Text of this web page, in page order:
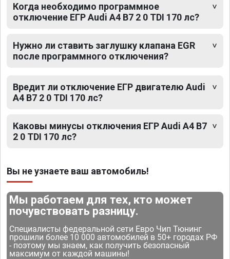
Когда необходимо программное
отключение ЕГР Audi A4 B7 2 0 TDI 170 лс?
Нужно ли ставить заглушку клапана EGR
после программного отключения?
Вредит ли отключение ЕГР двигателю Audi
A4 B7 2 0 TDI 170 лс?
Каковы минусы отключения ЕГР Audi A4 B7
2 0 TDI 170 лс?
Вы не узнаете ваш автомобиль!
Мы работаем для тех, кто может
почувствовать разницу.
Специалисты федеральной сети Евро Чип Тюнинг
прошили более 10 000 автомобилей в 50+ городах РФ
- поэтому мы знаем, как получить безопасный
максимум от каждой машины!